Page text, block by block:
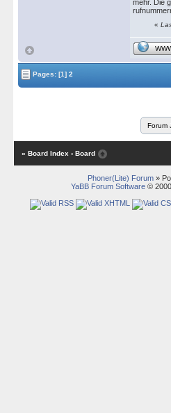
mehr. Die
«
Pages: [1] 2
« Board Index ‹ Board
Phoner(Lite) Forum»
YaBB Forum Software©